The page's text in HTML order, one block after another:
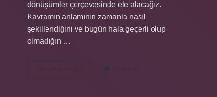
dönüşümler çerçevesinde ele alacağız.
Kavramın anlamının zamanla nasıl
şekillendiğini ve bugün hala geçerli olup
olmadığını…
Devamını okuyun
genelleme
10 Yorum